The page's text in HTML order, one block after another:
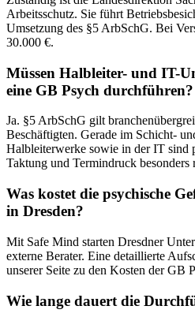
Arbeitsschutz. Sie führt
Umsetzung des §5 ArbSchG. Bei
30.000 €.
Müssen Halbleiter- und IT-
eine GB Psych durchführen?
Ja. §5 ArbSchG gilt
Beschäftigten. Gerade im Schicht-
Halbleiterwerke sowie in der IT sind
Taktung und Termindruck besonders
Was kostet die psychische
in Dresden?
Mit Safe Mind starten Dresdner
externe Berater. Eine detaillierte
unserer Seite zu den Kosten der GB
Wie lange dauert die